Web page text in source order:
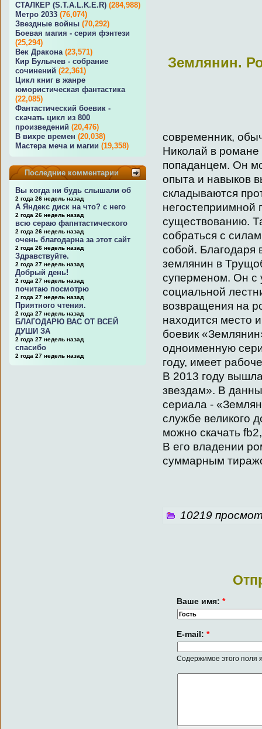
СТАЛКЕР (S.T.A.L.K.E.R) (284,988)
Метро 2033 (76,074)
Звездные войны (70,292)
Боевая магия - серия фэнтези
(25,294)
Век Дракона (23,571)
Кир Булычев - собрание
сочинений (22,361)
Цикл книг в жанре
юмористическая фантастика
(22,085)
Фантастический боевик -
скачать цикл из 800
произведений (20,476)
В вихре времен (20,038)
Мастера меча и магии (19,358)
Последние комментарии
Вы когда ни будь слышали об
2 года 26 недель назад
А Яндекс диск на что? с него
2 года 26 недель назад
всю сераю фапнтастического
2 года 26 недель назад
очень благодарна за этот сайт
2 года 26 недель назад
Здравствуйте.
2 года 27 недель назад
Добрый день!
2 года 27 недель назад
почитаю посмотрю
2 года 27 недель назад
Приятного чтения.
2 года 27 недель назад
БЛАГОДАРЮ ВАС ОТ ВСЕЙ
ДУШИ ЗА
2 года 27 недель назад
спасибо
2 года 27 недель назад
Землянин.
современник,
Николай в
попаданцем. Он
опыта и навыков
складываются
негостеприимной
существованию.
собраться с
собой. Благодаря
землянин в
суперменом. Он с
социальной
возвращения на
находится место
боевик
одноименную
году, имеет
В 2013 году
звездам». В
сериала -
службе великого
можно скачать
В его владении
суммарным
10219
Ваше имя:*
E-mail:*
Содержимое этого поля